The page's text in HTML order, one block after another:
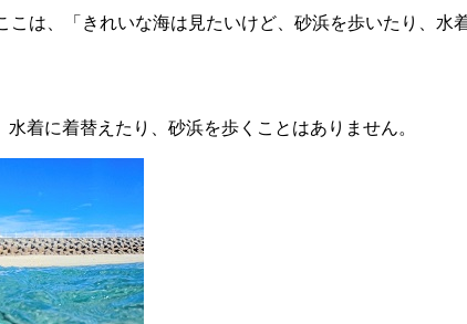
は、「きれいな海は見たいけど、砂浜を歩いたり、
着に着替えたり、砂浜を歩くことはありません。